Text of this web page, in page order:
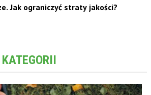
Jak ograniczyć straty jakości?